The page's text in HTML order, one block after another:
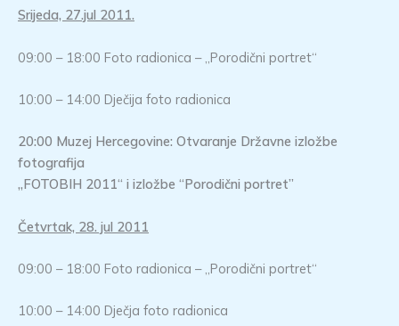
Srijeda, 27.jul 2011.
09:00 – 18:00 Foto radionica – „Porodični portret“
10:00 – 14:00 Dječija foto radionica
20:00 Muzej Hercegovine: Otvaranje Državne izložbe
fotografija
„FOTOBIH 2011“ i izložbe “Porodični portret”
Četvrtak, 28. jul 2011
09:00 – 18:00 Foto radionica – „Porodični portret“
10:00 – 14:00 Dječja foto radionica